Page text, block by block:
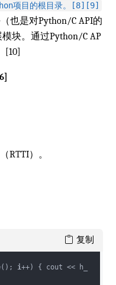
项目的根目录。[8][9]
也是对Python/C API的
块。通过Python/C AP
[10]
RTTI）。
i++) { cout << h_
复制